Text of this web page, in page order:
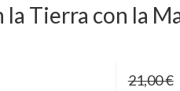
Tierra con la
21,00 €